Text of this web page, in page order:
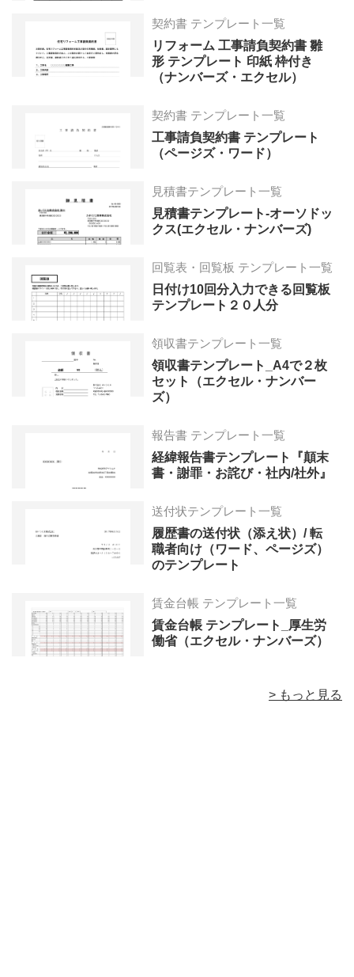
契約書 テンプレート一覧
リフォーム 工事請負契約書 雛
形 テンプレート 印紙 枠付き
（ナンバーズ・エクセル）
契約書 テンプレート一覧
工事請負契約書 テンプレート
（ページズ・ワード）
見積書テンプレート一覧
見積書テンプレート-オーソドッ
クス(エクセル・ナンバーズ)
回覧表・回覧板 テンプレート一覧
日付け10回分入力できる回覧板
テンプレート２０人分
領収書テンプレート一覧
領収書テンプレート_A4で２枚
セット（エクセル・ナンバー
ズ）
報告書 テンプレート一覧
経緯報告書テンプレート『顛末
書・謝罪・お詫び・社内/社外』
送付状テンプレート一覧
履歴書の送付状（添え状）/ 転
職者向け（ワード、ページズ）
のテンプレート
賃金台帳 テンプレート一覧
賃金台帳 テンプレート_厚生労
働省（エクセル・ナンバーズ）
> もっと見る